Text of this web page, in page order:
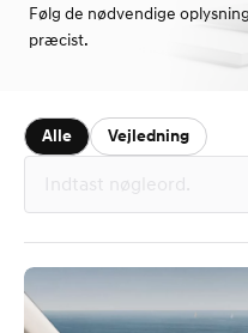
Følg de nødvendige
præcist.
Alle Vejledning